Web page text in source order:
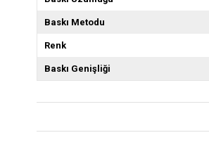
Baskı Metodu
Renk
Baskı Genişliği